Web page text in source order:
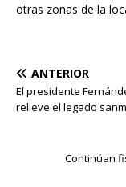
otras zonas de la
ANTERIOR
El presidente
relieve el legado
Continúan